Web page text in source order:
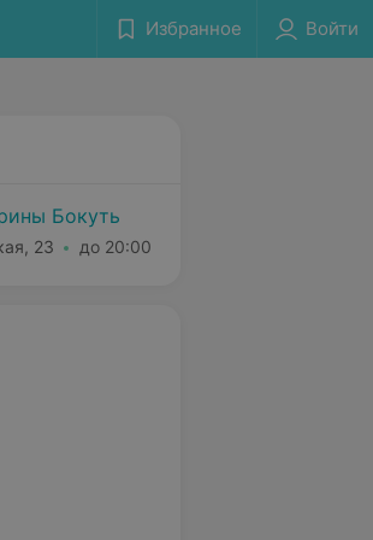
Избранное Войти
Бокуть
23 до 20:00